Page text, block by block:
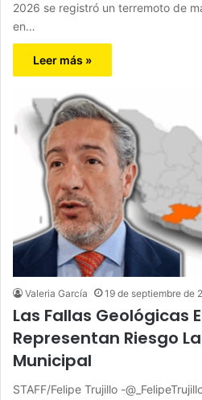
2026 se registró un terremoto de
en…
Leer más »
Valeria García 19 de septiembre de
Las Fallas Geológicas
Representan Riesgo
Municipal
STAFF/Felipe Trujillo -